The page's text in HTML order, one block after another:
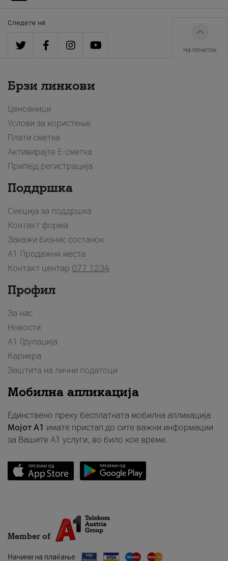
Следете нè
На почеток
Брзи линкови
Ценовници
Услови за користење
Плати сметка
Активирајте Е-сметка
Припејд регистрација
Поддршка
Секција за поддршка
Контакт форма
Закажи бизнис состанок
A1 Продажни места
Контакт центар 077 1234
Профил
За нас
Новости
А1 Групација
Кариера
Заштита на лични податоци
Мобилна апликација
Единствено преку бесплатната мобилна апликација
Мојот A1 имате пристап до сите важни информации
за Вашите A1 услуги, во било кое време.
Member of
Начини на плаќање